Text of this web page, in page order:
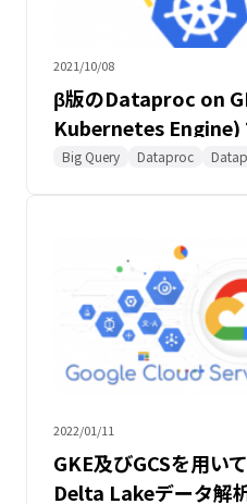
2021/10/08
β版のDataproc on
Kubernetes Engine)
みた～ついでに
Big Query Dataproc
2022/01/11
GKE及びGCSを用い
Delta Lakeデータ解